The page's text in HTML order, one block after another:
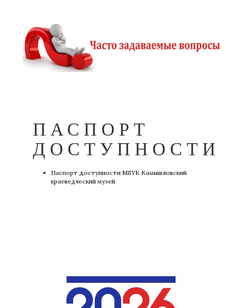
ПАСПОРТ
ДОСТУПНОСТИ
Паспорт доступности МБУК Камышловский
краеведческий музей